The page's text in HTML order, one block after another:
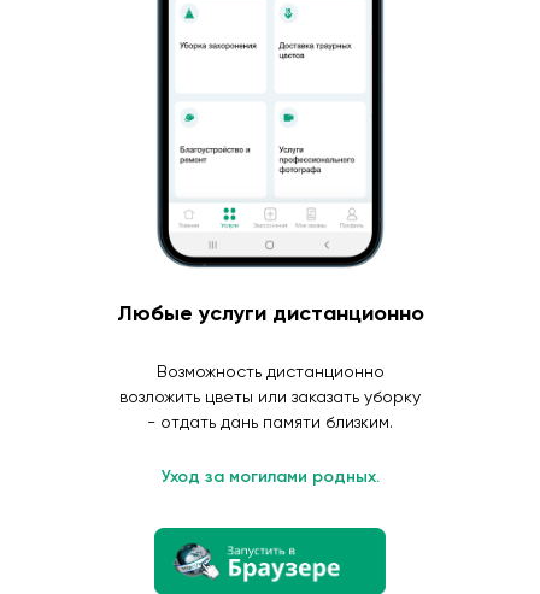
Любые услуги дистанционно
Возможность дистанционно
возложить цветы или заказать уборку
- отдать дань памяти близким.
Уход за могилами родных.